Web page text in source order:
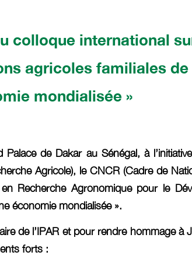
colloque international
agricoles familiales de
mondialisée »
de Dakar au Sénégal, à
Agricole), le CNCR (Cadre de
Recherche Agronomique pour le
économie mondialisée ».
de l’IPAR et pour rendre hommage à
forts :